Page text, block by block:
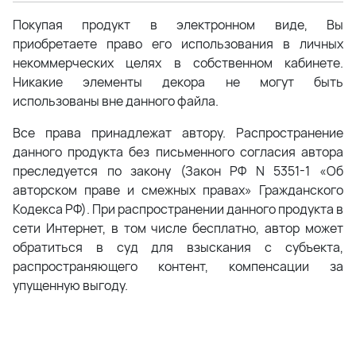
Покупая продукт в электронном виде, Вы
приобретаете право его использования в личных
некоммерческих целях в собственном кабинете.
Никакие элементы декора не могут быть
использованы вне данного файла.
Все права принадлежат автору. Распространение
данного продукта без письменного согласия автора
преследуется по закону (Закон РФ N 5351-1 «Об
авторском праве и смежных правах» Гражданского
Кодекса РФ). При распространении данного продукта в
сети Интернет, в том числе бесплатно, автор может
обратиться в суд для взыскания с субъекта,
распространяющего контент, компенсации за
упущенную выгоду.